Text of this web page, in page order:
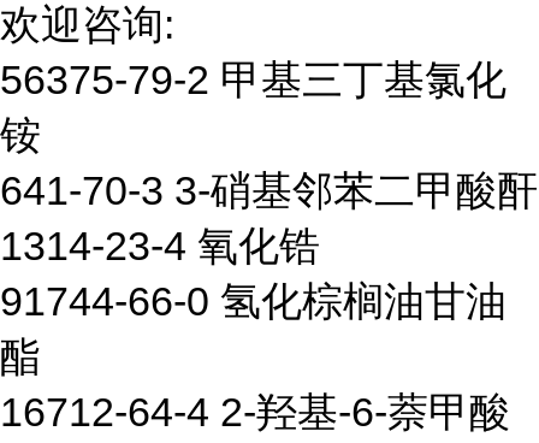
欢迎咨询:
56375-79-2 甲基三丁基氯化
铵
641-70-3 3-硝基邻苯二甲酸酐
1314-23-4 氧化锆
91744-66-0 氢化棕榈油甘油
酯
16712-64-4 2-羟基-6-萘甲酸